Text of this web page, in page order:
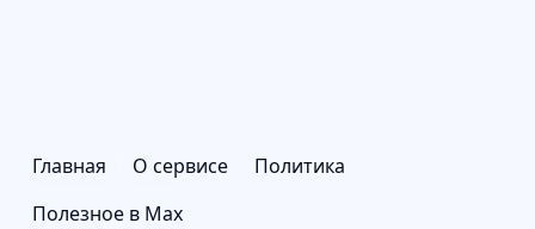
Главная О сервисе
Политика
Полезное в Max